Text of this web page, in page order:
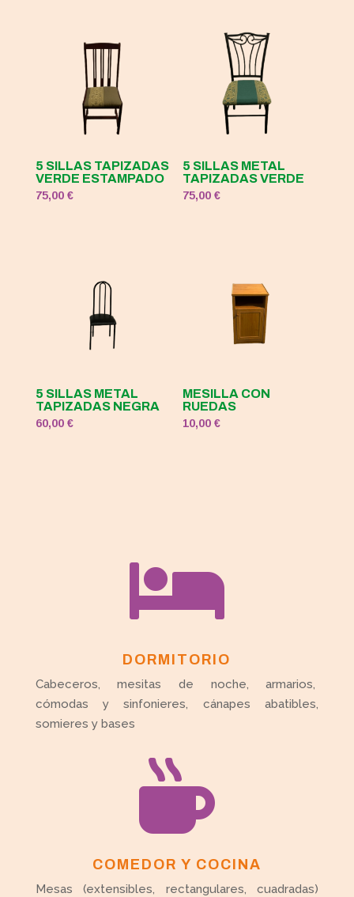
5 SILLAS TAPIZADAS
VERDE ESTAMPADO
75,00 €
5 SILLAS METAL
TAPIZADAS VERDE
75,00€
5 SILLAS METAL
TAPIZADAS NEGRA
60,00 €
MESILLA CON
RUEDAS
10,00€

DORMITORIO
Cabeceros, mesitas de noche, armarios,
cómodas y sinfonieres, cánapes abatibles,
somieres y bases

COMEDOR Y COCINA
Mesas (extensibles, rectangulares, cuadradas)